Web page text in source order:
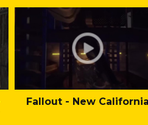
Fallout - New California